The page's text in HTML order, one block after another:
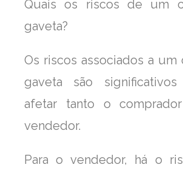
Quais os riscos de um
gaveta?
Os riscos associados a um
gaveta são
afetar tanto o
vendedor.
Para o vendedor, há o